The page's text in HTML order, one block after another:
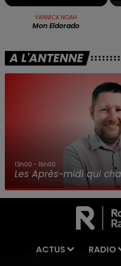
YANNICK NOAH
Mon Eldorado
A L'ANTENNE
16h00 - 19h00
Le Jukebox RDL
ACTUS RADIO